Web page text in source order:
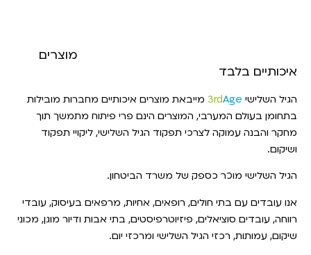
מוצרים
איכותיים בלבד
הגיל השלישי 3rdAge
מייבאת מוצרים איכותיים מחברות מובילות
בתחומן בעולם המערבי, המוצרים הינם פרי פיתוח מתמשך תוך
מחקר והבנה עמוקה לצרכי תפקוד הגיל השלישי, ליקויי תפקוד
ושיקום.
הגיל השלישי מוכר כספק של משרד הביטחון.
אנו עובדים עם בתי חולים, רופאים, אחיות, מרפאים בעיסוק, עובדי
רווחה, עובדים סוציאלים, פיזיוטרפיסטים, בתי אבות ודיור מוגן, מכוני
שיקום, עמותות, רכזי הגיל השלישי ומרכזי יום.